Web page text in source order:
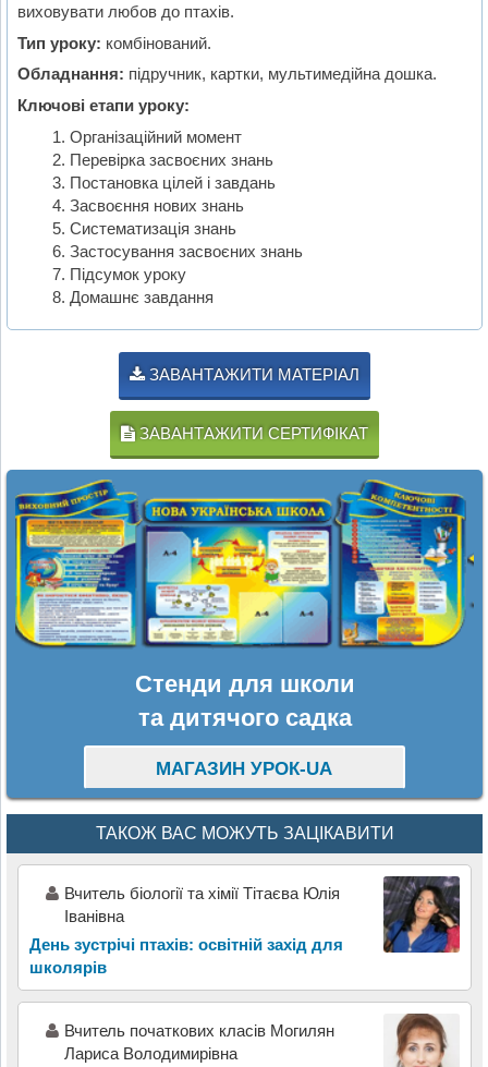
виховувати любов до птахів.
Тип уроку: комбінований.
Обладнання: підручник, картки, мультимедійна дошка.
Ключові етапи уроку:
Організаційний момент
Перевірка засвоєних знань
Постановка цілей і завдань
Засвоєння нових знань
Систематизація знань
Застосування засвоєних знань
Підсумок уроку
Домашнє завдання
ЗАВАНТАЖИТИ МАТЕРІАЛ
ЗАВАНТАЖИТИ СЕРТИФІКАТ
Стенди для школи
та дитячого садка
МАГАЗИН УРОК-UA
ТАКОЖ ВАС МОЖУТЬ ЗАЦІКАВИТИ
Вчитель біології та хімії Тітаєва Юлія
Іванівна
День зустрічі птахів: освітній захід для
школярів
Вчитель початкових класів Могилян
Лариса Володимирівна